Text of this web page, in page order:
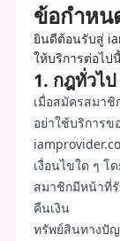
ข้อกำห
ยินดีต้อนรับสู่
ให้บริการต่อไป
1. กฎทั่วไป
เมื่อสมัครสมา
อย่าใช้บริการข
เงื่อนไขใด ๆ โ
สมาชิกมีหน้าที่
คืนเงิน
ทรัพย์สินทางปั